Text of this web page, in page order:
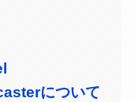
について